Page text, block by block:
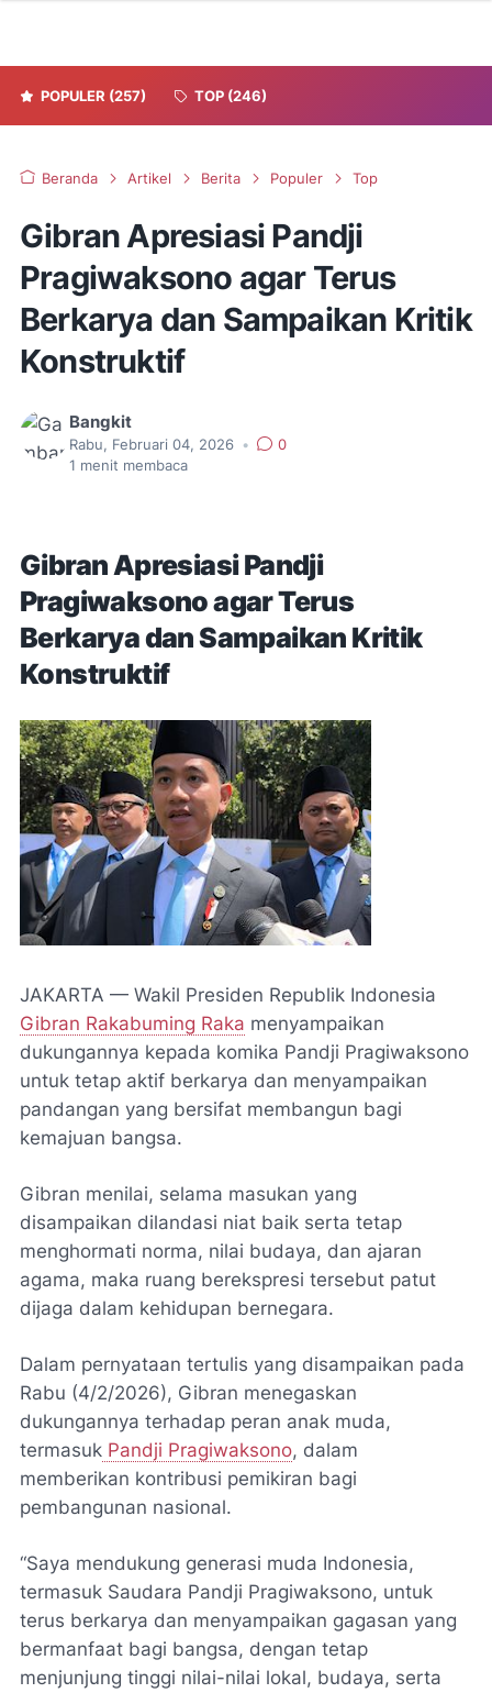
POPULER (257) TOP (246)
Beranda Artikel Berita Populer Top
Gibran Apresiasi Pandji
Pragiwaksono agar Terus
Berkarya dan Sampaikan Kritik
Konstruktif
Bangkit
Rabu, Februari 04, 2026 •
0
1 menit membaca
Gibran Apresiasi Pandji
Pragiwaksono agar Terus
Berkarya dan Sampaikan Kritik
Konstruktif
JAKARTA — Wakil Presiden Republik Indonesia
Gibran Rakabuming Raka menyampaikan
dukungannya kepada komika Pandji Pragiwaksono
untuk tetap aktif berkarya dan menyampaikan
pandangan yang bersifat membangun bagi
kemajuan bangsa.
Gibran menilai, selama masukan yang
disampaikan dilandasi niat baik serta tetap
menghormati norma, nilai budaya, dan ajaran
agama, maka ruang berekspresi tersebut patut
dijaga dalam kehidupan bernegara.
Dalam pernyataan tertulis yang disampaikan pada
Rabu (4/2/2026), Gibran menegaskan
dukungannya terhadap peran anak muda,
termasuk Pandji Pragiwaksono, dalam
memberikan kontribusi pemikiran bagi
pembangunan nasional.
“Saya mendukung generasi muda Indonesia,
termasuk Saudara Pandji Pragiwaksono, untuk
terus berkarya dan menyampaikan gagasan yang
bermanfaat bagi bangsa, dengan tetap
menjunjung tinggi nilai-nilai lokal, budaya, serta